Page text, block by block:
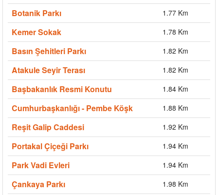
Botanik Parkı 1.77 Km
Kemer Sokak 1.78 Km
Basın Şehitleri Parkı 1.82 Km
Atakule Seyir Terası 1.82 Km
Başbakanlık Resmi Konutu 1.84 Km
Cumhurbaşkanlığı - Pembe Köşk 1.88 Km
Reşit Galip Caddesi 1.92 Km
Portakal Çiçeği Parkı 1.94 Km
Park Vadi Evleri 1.94 Km
Çankaya Parkı 1.98 Km